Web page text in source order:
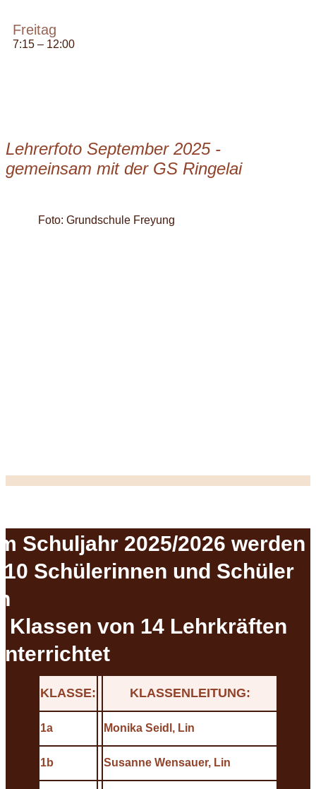
Freitag
7:15 – 12:00
Foto: Grundschule Freyung
Lehrerfoto September 2025 -
gemeinsam mit der GS Ringelai
Schuljahr 2025/202​6 werden
Schülerinnen und Schüler
Klassen von 14 Lehrkräften
KLASSE: KLASSENLEITUNG:
1a Monika Seidl, Lin
1b Susanne Wensauer, Lin